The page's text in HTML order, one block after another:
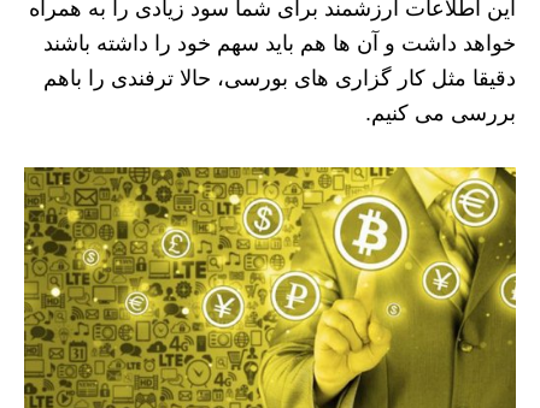
این اطلاعات ارزشمند برای شما سود زیادی را به همراه
خواهد داشت و آن ها هم باید سهم خود را داشته باشند
دقیقا مثل کار گزاری های بورسی، حالا ترفندی را باهم
بررسی می کنیم.